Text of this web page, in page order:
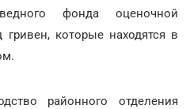
фонда оценочной
которые находятся в
районного отделения